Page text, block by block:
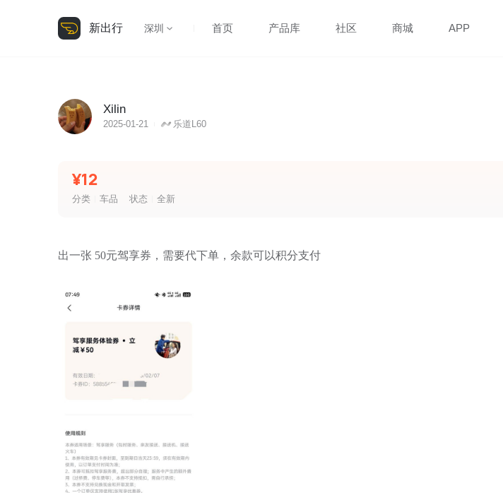
新出行 深圳 首页 产品库 社区 商城 APP
Xilin
2025-01-21 乐道L60
¥12
分类 车品 状态 全新
出一张 50元驾享券，需要代下单，余款可以积分支付